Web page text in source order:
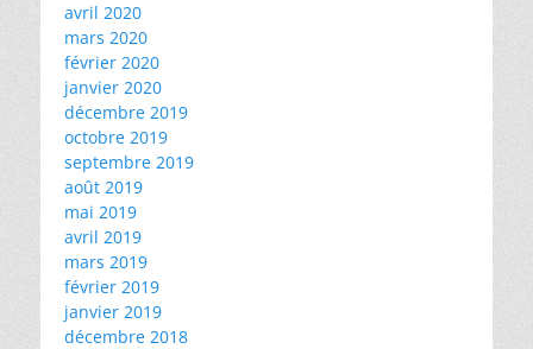
avril 2020
mars 2020
février 2020
janvier 2020
décembre 2019
octobre 2019
septembre 2019
août 2019
mai 2019
avril 2019
mars 2019
février 2019
janvier 2019
décembre 2018